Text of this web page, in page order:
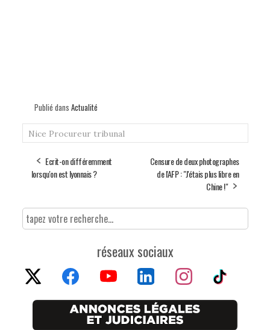
Publié dans Actualité
Nice Procureur tribunal
Ecrit-on différemment
lorsqu'on est lyonnais ?
Censure de deux photographes
de l'AFP : "J'étais plus libre en
Chine !"
réseaux sociaux